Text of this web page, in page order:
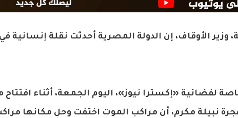
وزير الأوقاف، إن الدولة المصرية أحدثت نقلة إنسانية
لفضائية «إكسترا نيوز»، اليوم الجمعة، أثناء افتتاح
نبيلة مكرم، أن مراكب الموت اختفت وحل مكانها